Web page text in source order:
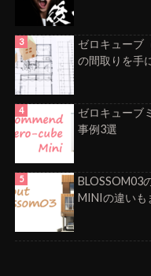
ゼロキューブ
の間取りを手
ゼロキューブ
事例3選
BLOSSOM03
MINIの違いも